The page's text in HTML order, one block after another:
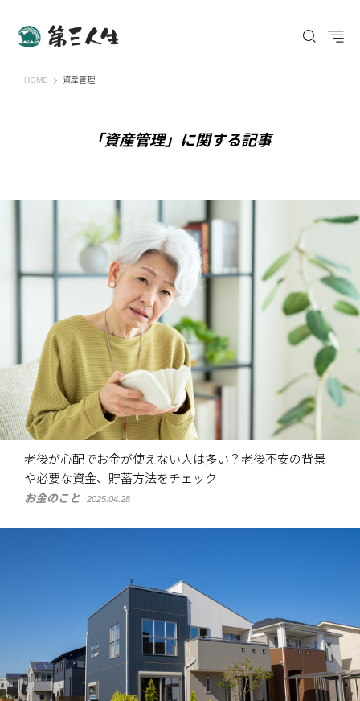
HOME 第三人生 〜寄り道の歩き方〜
資産管理
「資産管理」に関する記事
老後が心配でお金が使えない人は多い？老後不安の背景
や必要な資金、貯蓄方法をチェック
お金のこと 2025.04.28